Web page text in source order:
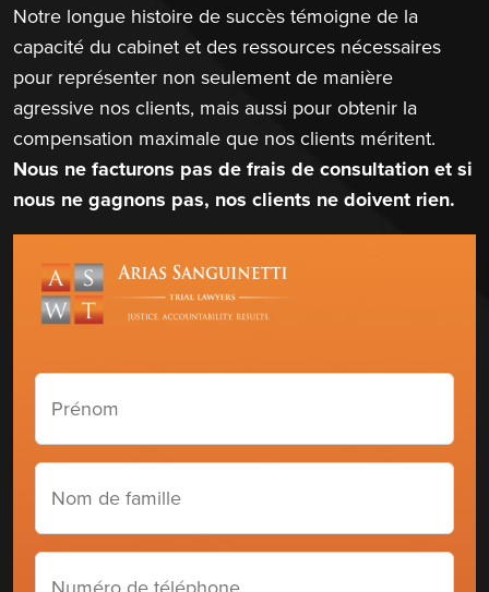
Notre longue histoire de succès témoigne de la
capacité du cabinet et des ressources nécessaires
pour représenter non seulement de manière
agressive nos clients, mais aussi pour obtenir la
compensation maximale que nos clients méritent.
Nous ne facturons pas de frais de consultation et si
nous ne gagnons pas, nos clients ne doivent rien.
Prénom
(Required)
Nom
de
famille
(Required)
Numéro